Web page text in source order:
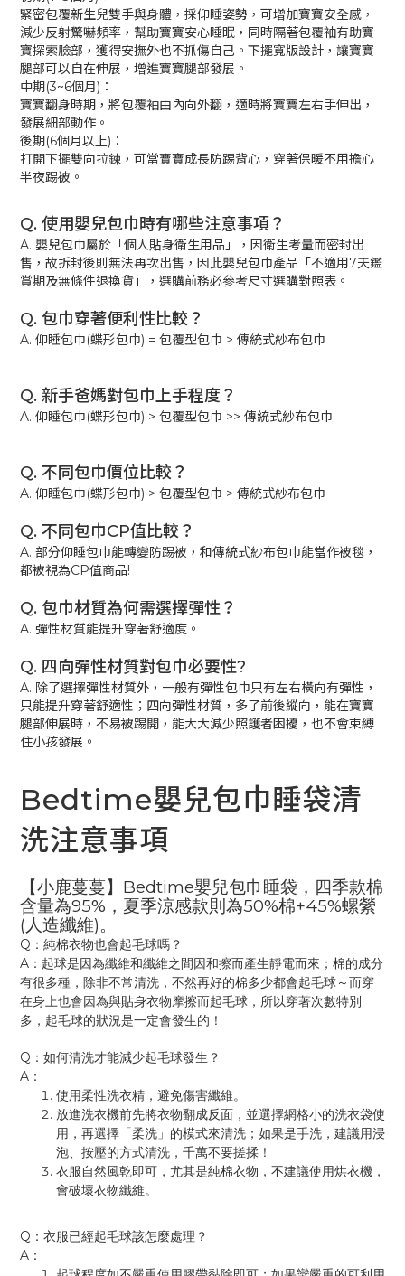
緊密包覆新生兒雙手與身體，採仰睡姿勢，可增加寶寶安全感，
減少反射驚嚇頻率，幫助寶寶安心睡眠，同時隔著包覆袖有助寶
寶探索臉部，獲得安撫外也不抓傷自己。下擺寬版設計，讓寶寶
腿部可以自在伸展，增進寶寶腿部發展。
中期(3~6個月)：
寶寶翻身時期，將包覆袖由內向外翻，適時將寶寶左右手伸出，
發展細部動作。
後期(6個月以上)：
打開下擺雙向拉鍊，可當寶寶成長防踢背心，穿著保暖不用擔心
半夜踢被。
Q. 使用嬰兒包巾時有哪些注意事項？
A. 嬰兒包巾屬於「個人貼身衛生用品」，因衛生考量而密封出
售，故拆封後則無法再次出售，因此嬰兒包巾產品「不適用7天鑑
賞期及無條件退換貨」，選購前務必參考尺寸選購對照表。
Q. 包巾穿著便利性比較？
A. 仰睡包巾(蝶形包巾) = 包覆型包巾 > 傳統式紗布包巾
Q. 新手爸媽對包巾上手程度？
A. 仰睡包巾(蝶形包巾) > 包覆型包巾 >> 傳統式紗布包巾
Q. 不同包巾價位比較？
A. 仰睡包巾(蝶形包巾) > 包覆型包巾 > 傳統式紗布包巾
Q. 不同包巾CP值比較？
A. 部分仰睡包巾能轉變防踢被，和傳統式紗布包巾能當作被毯，
都被視為CP值商品!
Q. 包巾材質為何需選擇彈性？
A. 彈性材質能提升穿著舒適度。
Q. 四向彈性材質對包巾必要性?
A. 除了選擇彈性材質外，一般有彈性包巾只有左右橫向有彈性，
只能提升穿著舒適性；四向彈性材質，多了前後縱向，能在寶寶
腿部伸展時，不易被踢開，能大大減少照護者困擾，也不會束縛
住小孩發展。
Bedtime嬰兒包巾睡袋清
洗注意事項
【小鹿蔓蔓】 Bedtime嬰兒包巾睡袋，四季款棉
含量為95% ，夏季涼感款則為50%棉+45%螺縈
( 人造纖維)。
Q ：純棉衣物也會起毛球嗎？
A ：起球是因為纖維和纖維之間因和擦而產生靜電而來；棉的成分
有很多種，除非不常清洗，不然再好的棉多少都會起毛球～而穿
在身上也會因為與貼身衣物摩擦而起毛球，所以穿著次數特別
多，起毛球的狀況是一定會發生的！
Q ：如何清洗才能減少起毛球發生？
A ：
使用柔性洗衣精，避免傷害纖維。
放進洗衣機前先將衣物翻成反面，並選擇網格小的洗衣袋使
用，再選擇「柔洗」的模式來清洗；如果是手洗，建議用浸
泡、按壓的方式清洗，千萬不要搓揉！
衣服自然風乾即可，尤其是純棉衣物，不建議使用烘衣機，
會破壞衣物纖維。
Q ：衣服已經起毛球該怎麼處理？
A ：